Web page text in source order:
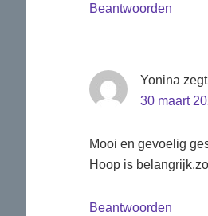
Beantwoorden
Yonina zegt
30 maart
Mooi en gevoelig
Hoop is
Beantwoorden